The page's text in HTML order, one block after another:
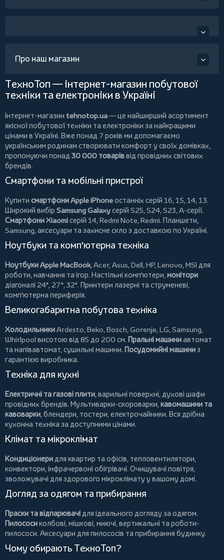
Про наш магазин
ТехноТоп — інтернет-магазин побутової
техніки та електроніки в Україні
Інтернет-магазин tehnotop.ua— це найширший асортимент
якісної побутової техніки та електроніки за найкращими
цінами в Україні. Вже понад 7 років ми допомагаємо
українським родинам створювати комфорт у своїх домівках,
пропонуючи понад 30 000 товаріввід провідних світових
брендів.
Смартфони та мобільні пристрої
Купити смартфони Apple iPhoneостанніх серій 16, 15, 14, 13.
Широкий вибір Samsung Galaxyсерій S25, S24, S23, A-серії.
Смартфони Xiaomiсерій 14, Redmi Note, Redmi. Планшети,
Samsung, аксесуари тазахисне скло з доставкою по Україні.
Ноутбуки та комп'ютерна техніка
Ноутбуки Apple MacBook,Acer,Asus,Dell,HP,Lenovo,MSI для
роботи, навчання та ігор. Настільні комп'ютери,монітори
діагоналі 24", 27", 32". Принтери лазерні та струменеві,
комп'ютерна периферія.
Великогабаритна побутова техніка
ХолодильникиArdesto,Beko,Bosch,Gorenje,LG,Samsung,
Whirlpool висотою від 85 до 200 см. Пральні машиниавтомат
та напівавтомат,сушильні машини. Посудомийні машиниз
гарантією виробника.
Техніка для кухні
Електричні та газові плити, варильні поверхні, духові шафи
провідних брендів. Мультиварки-скороварки,кавомашини та
кавоварки,блендери, тостери,електрочайники. Вся дрібна
кухонна техніка за доступними цінами.
Клімат та мікроклімат
Кондиціонеридля квартир та офісів, тепловентилятори,
конвектори,інфрачервоні обігрівачі. Очищувачі повітря,
зволожувачі для здорового мікроклімату у вашому домі.
Догляд за одягом та прибирання
Праски та відпарювачідля ідеального догляду за одягом.
Пилососиколбові,мішкові,миючі,вертикальні тароботи-
пилососи. Аксесуари для пилососів та прибирання будинку.
Чому обирають ТехноТоп?